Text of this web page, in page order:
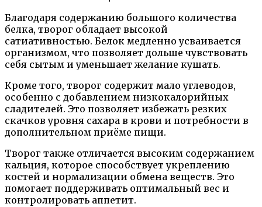
Благодаря содержанию большого количества
белка, творог обладает высокой
сатиативностью. Белок медленно усваивается
организмом, что позволяет дольше чувствовать
себя сытым и уменьшает желание кушать.
Кроме того, творог содержит мало углеводов,
особенно с добавлением низкокалорийных
сладителей. Это позволяет избежать резких
скачков уровня сахара в крови и потребности в
дополнительном приёме пищи.
Творог также отличается высоким содержанием
кальция, которое способствует укреплению
костей и нормализации обмена веществ. Это
помогает поддерживать оптимальный вес и
контролировать аппетит.